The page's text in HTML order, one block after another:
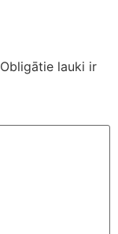
Obligātie lauki ir